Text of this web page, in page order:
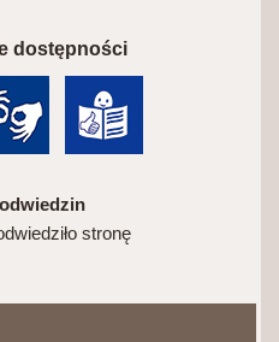
dostępności
stronę